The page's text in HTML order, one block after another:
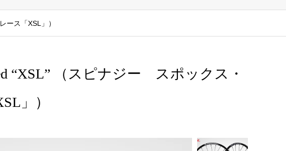
ス「XSL」）
“XSL” （スピナジー スポックス・
」）